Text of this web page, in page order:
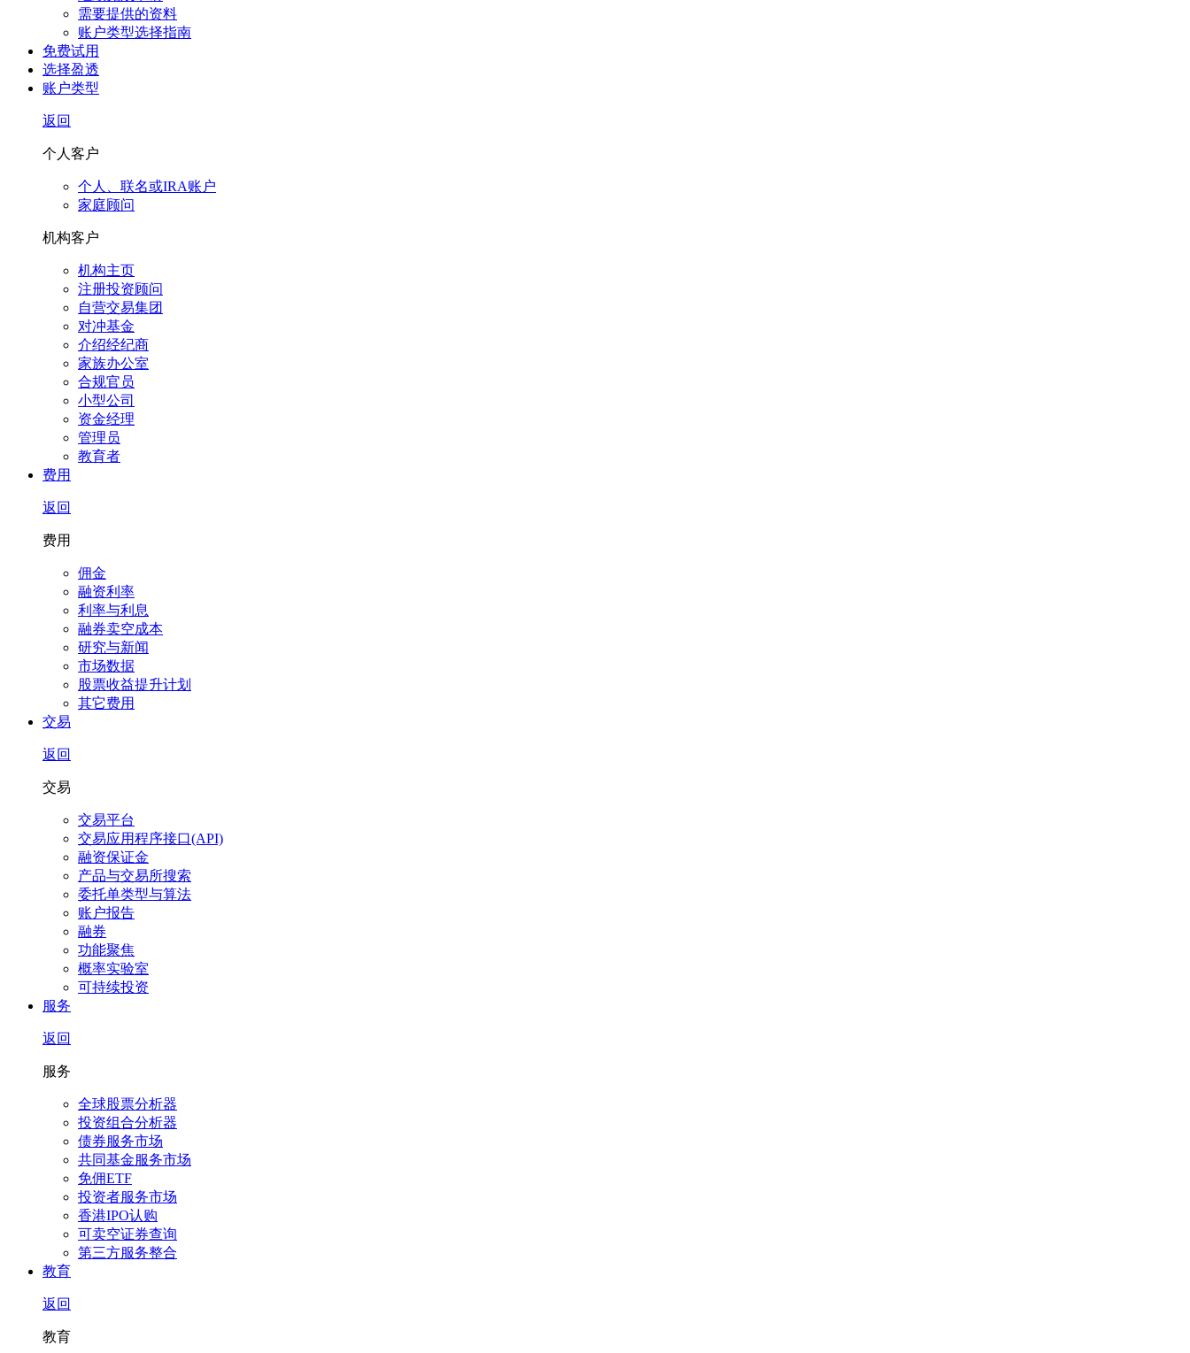
需要提供的资料
账户类型选择指南
免费试用
选择盈透
账户类型
返回
个人客户
个人、联名或IRA账户
家庭顾问
机构客户
机构主页
注册投资顾问
自营交易集团
对冲基金
介绍经纪商
家族办公室
合规官员
小型公司
资金经理
管理员
教育者
费用
返回
费用
佣金
融资利率
利率与利息
融券卖空成本
研究与新闻
市场数据
股票收益提升计划
其它费用
交易
返回
交易
交易平台
交易应用程序接口(API)
融资保证金
产品与交易所搜索
委托单类型与算法
账户报告
融券
功能聚焦
概率实验室
可持续投资
服务
返回
服务
全球股票分析器
投资组合分析器
债券服务市场
共同基金服务市场
免佣ETF
投资者服务市场
香港IPO认购
可卖空证券查询
第三方服务整合
教育
返回
教育